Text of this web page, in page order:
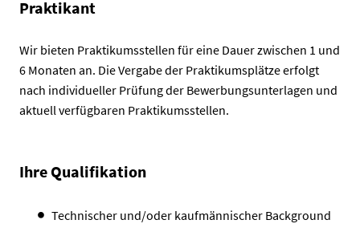
Praktikant
Wir bieten Praktikumsstellen für eine Dauer zwischen 1 und
6 Monaten an. Die Vergabe der Praktikumsplätze erfolgt
nach individueller Prüfung der Bewerbungsunterlagen und
aktuell verfügbaren Praktikumsstellen.
Ihre Qualifikation
Technischer und/oder kaufmännischer Background